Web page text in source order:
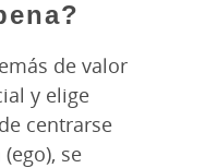
de valor
y elige
centrarse
se